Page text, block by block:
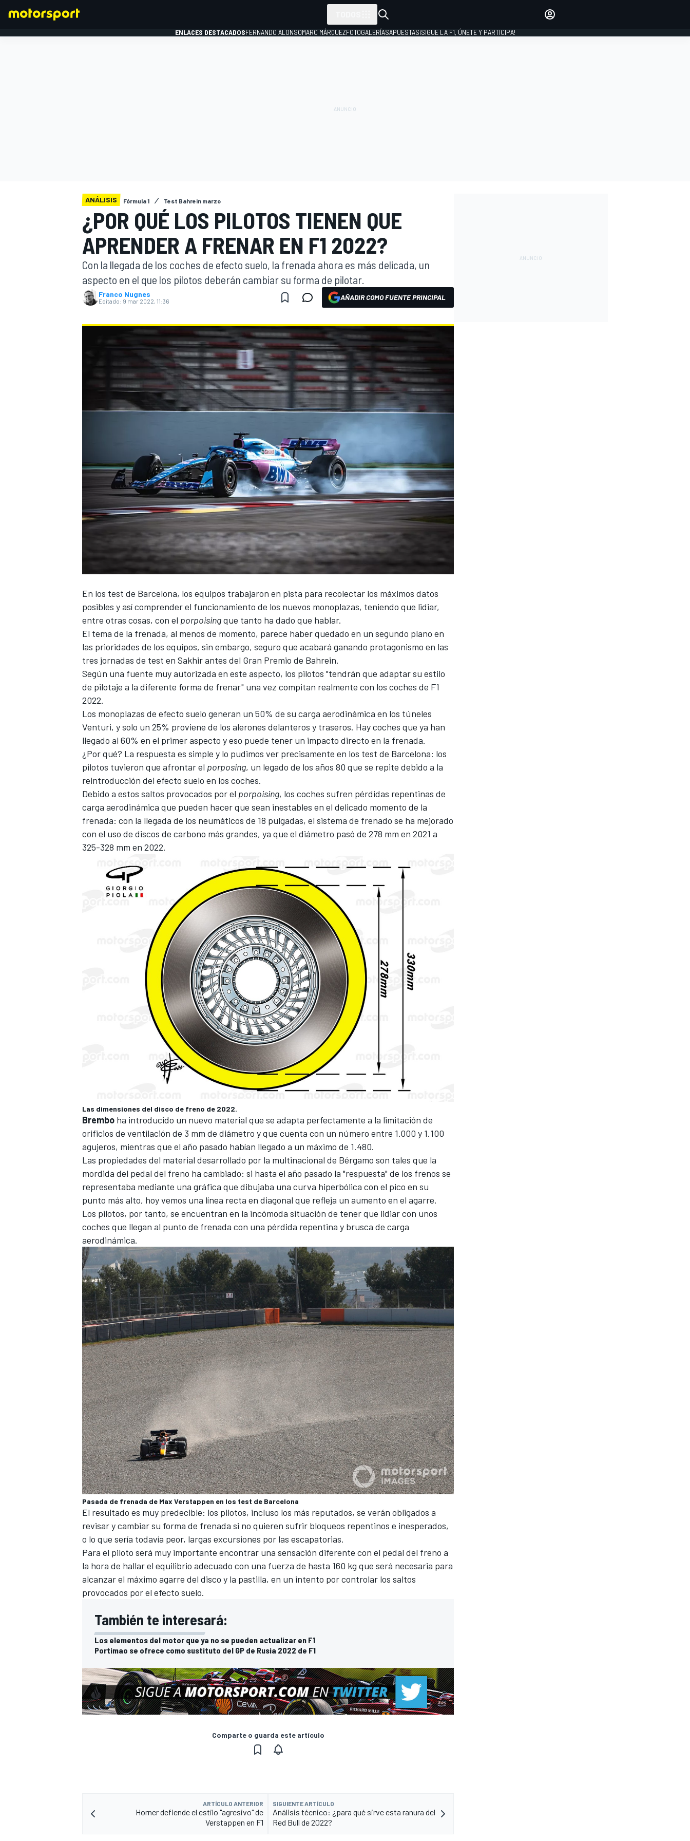
WEC FÓRMULA E
ENLACES DESTACADOSFERNANDO ALONSOMARC MÁRQUEZFOTOGALERÍASAPUESTAS¡SIGUE LA F1, ÚNETE Y PARTICIPA!
ANÁLISIS Fórmula 1 Test Bahrein marzo
¿POR QUÉ LOS PILOTOS TIENEN QUE
APRENDER A FRENAR EN F1 2022?
Con la llegada de los coches de efecto suelo, la frenada ahora es más delicada, un
aspecto en el que los pilotos deberán cambiar su forma de pilotar.
Franco Nugnes
Editado: 9 mar 2022, 11:36 AÑADIR COMO FUENTE PRINCIPAL
En los test de Barcelona, ​​los equipos trabajaron en pista para recolectar los máximos datos
posibles y así comprender el funcionamiento de los nuevos monoplazas, teniendo que lidiar,
entre otras cosas, con el porpoisingque tanto ha dado que hablar.
El tema de la frenada, al menos de momento, parece haber quedado en un segundo plano en
las prioridades de los equipos, sin embargo, seguro que acabará ganando protagonismo en las
tres jornadas de test en Sakhirantes del Gran Premio de Bahrein.
Según una fuente muy autorizada en este aspecto, los pilotos "tendrán que adaptar su estilo
de pilotaje a la diferente forma de frenar" una vez compitan realmente con los coches de F1
2022.
Los monoplazas de efecto suelo generan un 50% de su carga aerodinámica en los túneles
Venturi, y solo un 25% proviene de los alerones delanteros y traseros. Hay coches que ya han
llegado al 60% en el primer aspecto y eso puede tener un impacto directo en la frenada.
¿Por qué? La respuesta es simple y lo pudimos ver precisamente en los test de Barcelona: los
pilotos tuvieron que afrontar el porposing, un legado de los años 80 que se repite debido a la
reintroducción del efecto suelo en los coches.
Debido a estos saltos provocados por el porpoising, los coches sufren pérdidas repentinas de
carga aerodinámica que pueden hacer que sean inestables en el delicado momento de la
frenada: con la llegada de los neumáticos de 18 pulgadas, el sistema de frenado se ha mejorado
con el uso de discos de carbono más grandes, ya que el diámetro pasó de 278 mm en 2021 a
325-328 mm en 2022.
Las dimensiones del disco de freno de 2022.
Brembo ha introducido un nuevo material que se adapta perfectamente a la limitación de
orificios de ventilación de 3 mm de diámetro y que cuenta con un número entre 1.000 y 1.100
agujeros, mientras que el año pasado habían llegado a un máximo de 1.480.
Las propiedades del material desarrollado por la multinacional de Bérgamo son tales que la
mordida del pedal del freno ha cambiado: si hasta el año pasado la "respuesta" de los frenos se
representaba mediante una gráfica que dibujaba una curva hiperbólica con el pico en su
punto más alto, hoy vemos una línea recta en diagonal que refleja un aumento en el agarre.
Los pilotos, por tanto, se encuentran en la incómoda situación de tener que lidiar con unos
coches que llegan al punto de frenada con una pérdida repentina y brusca de carga
aerodinámica.
Pasada de frenada de Max Verstappen en los test de Barcelona
El resultado es muy predecible: los pilotos, incluso los más reputados, se verán obligados a
revisar y cambiar su forma de frenada si no quieren sufrir bloqueos repentinos e inesperados,
o lo que sería todavía peor, largas excursiones por las escapatorias.
Para el piloto será muy importante encontrar una sensación diferente con el pedal del freno a
la hora de hallar el equilibrio adecuado con una fuerza de hasta 160 kg que será necesaria para
alcanzar el máximo agarre del disco y la pastilla, en un intento por controlar los saltos
provocados por el efecto suelo.
También te interesará:
Los elementos del motor que ya no se pueden actualizar en F1
Portimao se ofrece como sustituto del GP de Rusia 2022 de F1
Comparte o guarda este artículo
ARTÍCULO ANTERIOR
Horner defiende el estilo "agresivo" de
Verstappen en F1
SIGUIENTE ARTÍCULO
Análisis técnico: ¿para qué sirve esta ranura del
Red Bull de 2022?